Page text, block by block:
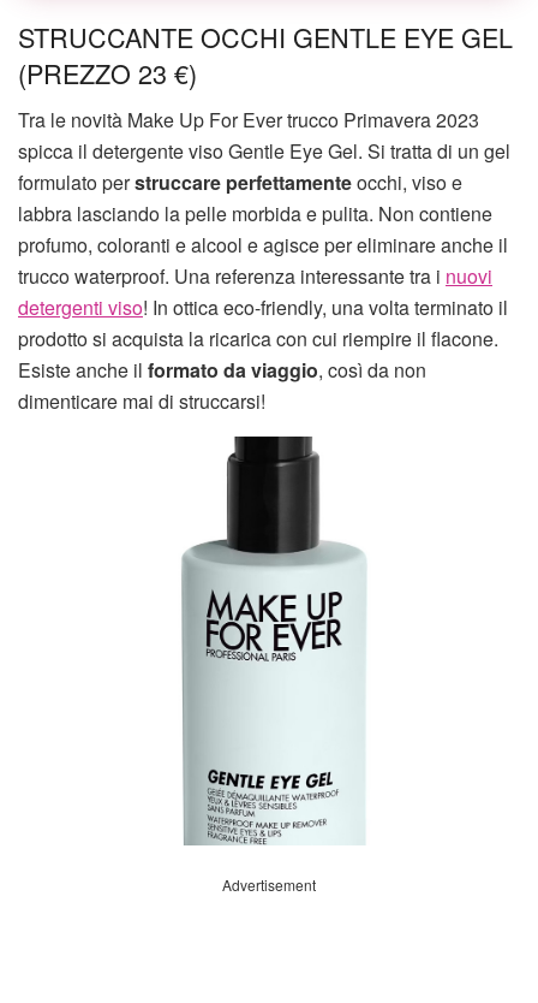
STRUCCANTE OCCHI GENTLE EYE GEL
(PREZZO 23 €)
Tra le novità Make Up For Ever trucco Primavera 2023
spicca il detergente viso Gentle Eye Gel. Si tratta di un gel
formulato perstruccare perfettamenteocchi, viso e
labbra lasciando la pelle morbida e pulita. Non contiene
profumo, coloranti e alcool e agisce per eliminare anche il
trucco waterproof. Una referenza interessante tra i nuovi
detergenti viso! In ottica eco-friendly, una volta terminato il
prodotto si acquista la ricarica con cui riempire il flacone.
Esiste anche il formato da viaggio, così da non
dimenticare mai di struccarsi!
Advertisement